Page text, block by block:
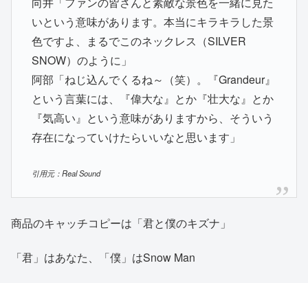
いという意味があります。本当にキラキラした景
色ですよ、まるでこのネックレス（SILVER
SNOW）のように」
阿部「ねじ込んでくるね～（笑）。『Grandeur』
という言葉には、『偉大な』とか『壮大な』とか
『気高い』という意味がありますから、そういう
存在になっていけたらいいなと思います」
引用元：Real Sound
商品のキャッチコピーは「君と僕のキズナ」
「君」はあなた、「僕」はSnow Man